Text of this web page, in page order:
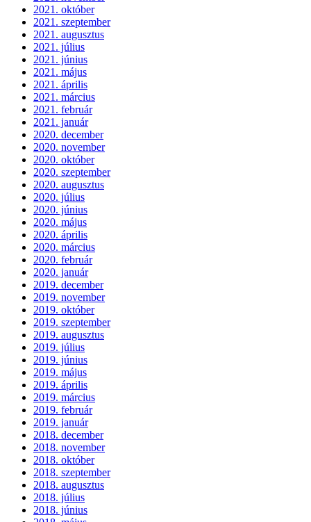
2021. október
2021. szeptember
2021. augusztus
2021. július
2021. június
2021. május
2021. április
2021. március
2021. február
2021. január
2020. december
2020. november
2020. október
2020. szeptember
2020. augusztus
2020. július
2020. június
2020. május
2020. április
2020. március
2020. február
2020. január
2019. december
2019. november
2019. október
2019. szeptember
2019. augusztus
2019. július
2019. június
2019. május
2019. április
2019. március
2019. február
2019. január
2018. december
2018. november
2018. október
2018. szeptember
2018. augusztus
2018. július
2018. június